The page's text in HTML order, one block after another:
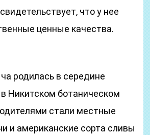
что у нее
ценные качества.
родилась в середине
Никитском ботаническом
стали местные
и американские сорта сливы